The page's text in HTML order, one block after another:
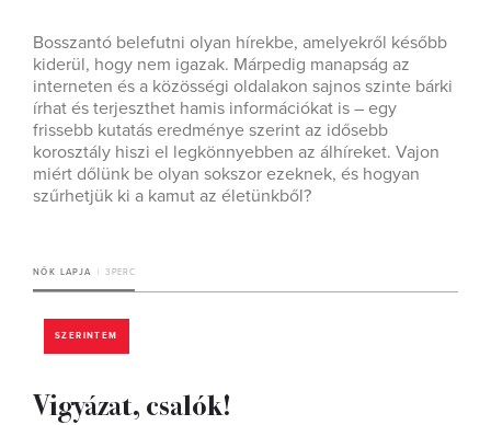
Bosszantó belefutni olyan hírekbe, amelyekről később
kiderül, hogy nem igazak. Márpedig manapság az
interneten és a közösségi oldalakon sajnos szinte bárki
írhat és terjeszthet hamis információkat is – egy
frissebb kutatás eredménye szerint az idősebb
korosztály hiszi el legkönnyebben az álhíreket. Vajon
miért dőlünk be olyan sokszor ezeknek, és hogyan
szűrhetjük ki a kamut az életünkből?
NŐK LAPJA 3 PERC
SZERINTEM
Vigyázat, csalók!